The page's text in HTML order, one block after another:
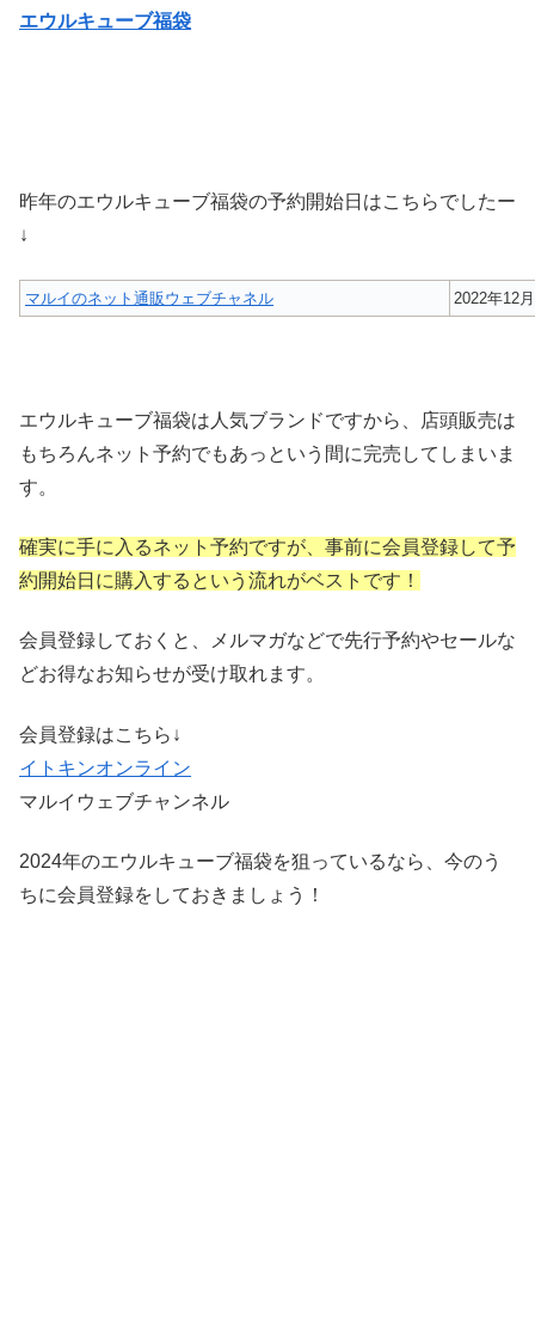
エウルキューブ福袋
昨年のエウルキューブ福袋の予約開始日はこちらでしたー
↓
マルイのネット通販ウェブチャネル 2022年12
エウルキューブ福袋は人気ブランドですから、店頭販売は
もちろんネット予約でもあっという間に完売してしまいま
す。
確実に手に入るネット予約ですが、事前に会員登録して予
約開始日に購入するという流れがベストです！
会員登録しておくと、メルマガなどで先行予約やセールな
どお得なお知らせが受け取れます。
会員登録はこちら↓
イトキンオンライン
マルイウェブチャンネル
2024年のエウルキューブ福袋を狙っているなら、今のう
ちに会員登録をしておきましょう！